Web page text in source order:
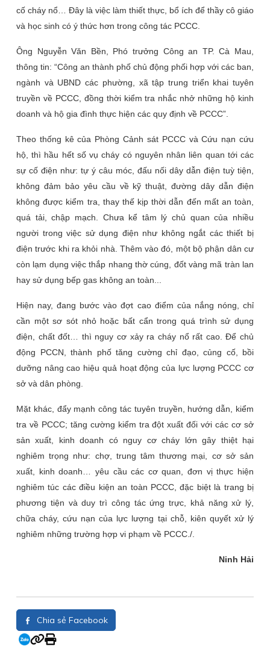
cố cháy nổ… Đây là việc làm thiết thực, bổ ích để thầy cô giáo
và học sinh có ý thức hơn trong công tác PCCC.
Ông Nguyễn Văn Bền, Phó trưởng Công an TP. Cà Mau,
thông tin: “Công an thành phố chủ động phối hợp với các ban,
ngành và UBND các phường, xã tập trung triển khai tuyên
truyền về PCCC, đồng thời kiểm tra nhắc nhở những hộ kinh
doanh và hộ gia đình thực hiện các quy định về PCCC”.
Theo thống kê của Phòng Cảnh sát PCCC và Cứu nạn cứu
hộ, thì hầu hết số vụ cháy có nguyên nhân liên quan tới các
sự cố điện như: tự ý câu móc, đấu nối dây dẫn điện tuỳ tiện,
không đảm bảo yêu cầu về kỹ thuật, đường dây dẫn điện
không được kiểm tra, thay thế kịp thời dẫn đến mất an toàn,
quá tải, chập mạch. Chưa kể tâm lý chủ quan của nhiều
người trong việc sử dụng điện như không ngắt các thiết bị
điện trước khi ra khỏi nhà. Thêm vào đó, một bộ phận dân cư
còn lạm dụng việc thắp nhang thờ cúng, đốt vàng mã tràn lan
hay sử dụng bếp gas không an toàn...
Hiện nay, đang bước vào đợt cao điểm của nắng nóng, chỉ
cần một sơ sót nhỏ hoặc bất cẩn trong quá trình sử dụng
điện, chất đốt… thì nguy cơ xảy ra cháy nổ rất cao. Để chủ
động PCCN, thành phố tăng cường chỉ đạo, củng cố, bồi
dưỡng nâng cao hiệu quả hoạt động của lực lượng PCCC cơ
sở và dân phòng.
Mặt khác, đẩy mạnh công tác tuyên truyền, hướng dẫn, kiểm
tra về PCCC; tăng cường kiểm tra đột xuất đối với các cơ sở
sản xuất, kinh doanh có nguy cơ cháy lớn gây thiệt hại
nghiêm trọng như: chợ, trung tâm thương mại, cơ sở sản
xuất, kinh doanh… yêu cầu các cơ quan, đơn vị thực hiện
nghiêm túc các điều kiện an toàn PCCC, đặc biệt là trang bị
phương tiện và duy trì công tác ứng trực, khả năng xử lý,
chữa cháy, cứu nạn của lực lượng tại chỗ, kiên quyết xử lý
nghiêm những trường hợp vi phạm về PCCC./.
Ninh Hải
Chia sẻ Facebook